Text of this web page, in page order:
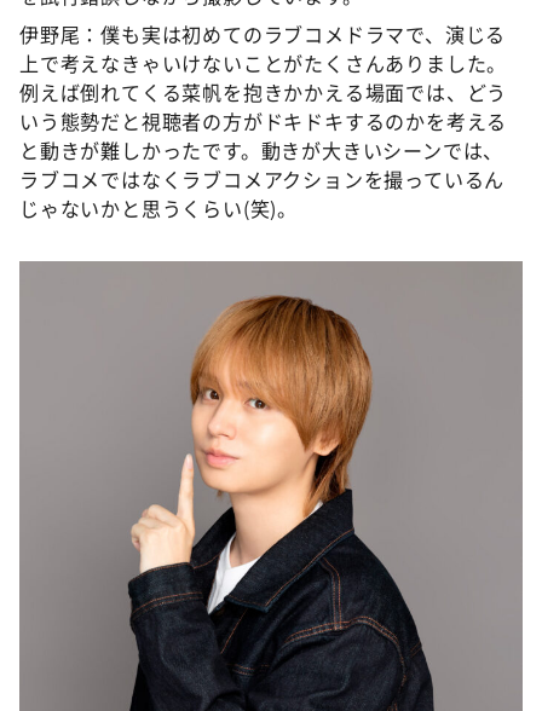
伊野尾：僕も実は初めてのラブコメドラマで、演じる
上で考えなきゃいけないことがたくさんありました。
例えば倒れてくる菜帆を抱きかかえる場面では、どう
いう態勢だと視聴者の方がドキドキするのかを考える
と動きが難しかったです。動きが大きいシーンでは、
ラブコメではなくラブコメアクションを撮っているん
じゃないかと思うくらい(笑)。